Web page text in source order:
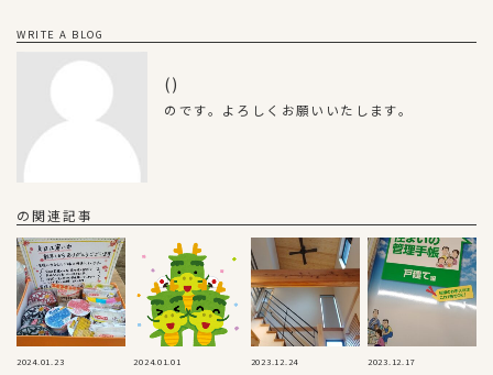
WRITE A BLOG
()
のです。よろしくお願いいたします。
の関連記事
2024.01.23
2024.01.01
2023.12.24
2023.12.17